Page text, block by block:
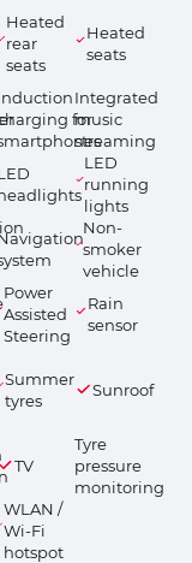
Heated
rear
seats
Heated
seats
for
Integrated
music
streaming
LED
running
lights
Non-
smoker
vehicle
Power
Assisted
Steering
Rain
sensor
Summer
tyres
Sunroof
TV
Tyre
pressure
monitoring
WLAN /
Wi-Fi
hotspot